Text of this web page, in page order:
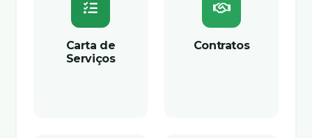
Carta de
Serviços
Contratos